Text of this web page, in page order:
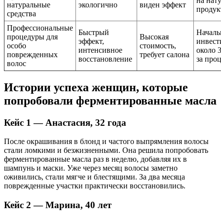
натуральные
средства
экологично
виден эффект
Профессиональные
процедуры для
особо
поврежденных
волос
Быстрый
эффект,
интенсивное
восстановление
Высокая
стоимость,
требует салона
около
за
Истории успеха женщин, которые
попробовали ферментированные масла
Кейс 1 — Анастасия, 32 года
После окрашивания в блонд и частого выпрямления волосы
стали ломкими и безжизненными. Она решила попробовать
ферментированные масла раз в неделю, добавляя их в
шампунь и маски. Уже через месяц волосы заметно
оживились, стали мягче и блестящими. За два месяца
поврежденные участки практически восстановились.
Кейс 2 — Марина, 40 лет